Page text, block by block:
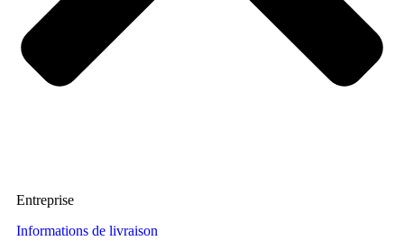
Entreprise
Informations de livraison